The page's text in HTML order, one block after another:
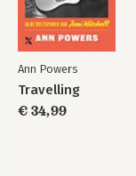
Ann Powers
Travelling
€ 34,99